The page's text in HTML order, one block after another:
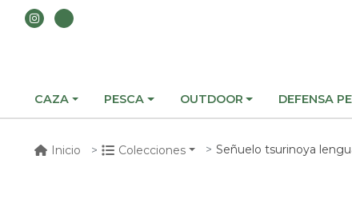
CAZA PESCA OUTDOOR DEFENSA
Inicio Colecciones Señuelo tsurinoya